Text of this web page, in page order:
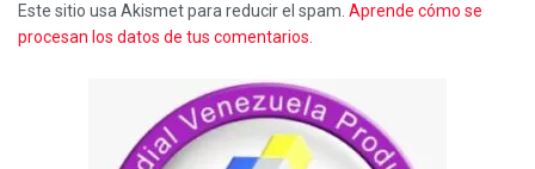
Este sitio usa Akismet para reducir el spam. Aprende cómo se
procesan los datos de tus comentarios.